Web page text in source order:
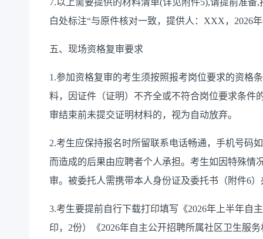
7.以上需要提供的材料清单(详见附件5),请提前准
白处标注“与原件核对一致，提供人：XXX，2026
五、现场资格复审要求
1.参加资格复审的考生须按照报考岗位要求的资格
料，因证件（证明）不齐全或不符合岗位要求条件
审结束前未提交证明材料的，视为自动放弃。
2.考生应保持报名时所留联系电话畅通，手机号码
而造成的后果由应聘者个人承担。考生如因特殊情
审。被委托人需携带本人身份证及委托书（附件6）
3.考生要提前自行下载打印填写《2026年上半年自
印，2份）《2026年自主公开招聘所属社区卫生服